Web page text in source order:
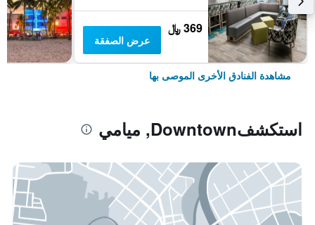
369 ﷼
عرض الصفقة
مشاهدة الفنادق الأخرى الموصى بها
استكشفDowntown, ميامي